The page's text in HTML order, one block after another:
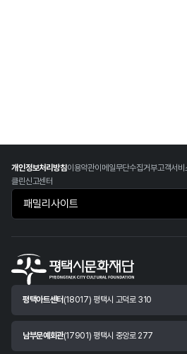
개인정보처리방침이용약관이메일무단수집거부고객서비
클린신고센터
패밀리사이트 바로가기
평택아트센터 (18017) 평택시 고덕로 310
남부문예회관(17901) 평택시 중앙로 277